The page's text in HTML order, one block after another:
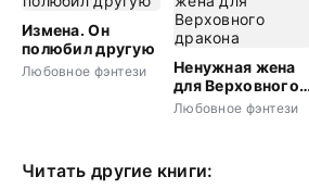
Измена. Он
полюбил другую
Любовное фэнтези
Ненужная жена
для Верховного
дракона
Любовное фэнтези
Читать другие книги: